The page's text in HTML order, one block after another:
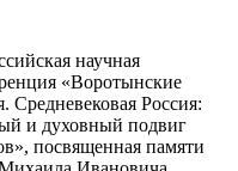
научная
«Воротынские
Средневековая Россия:
и духовный подвиг
посвященная памяти